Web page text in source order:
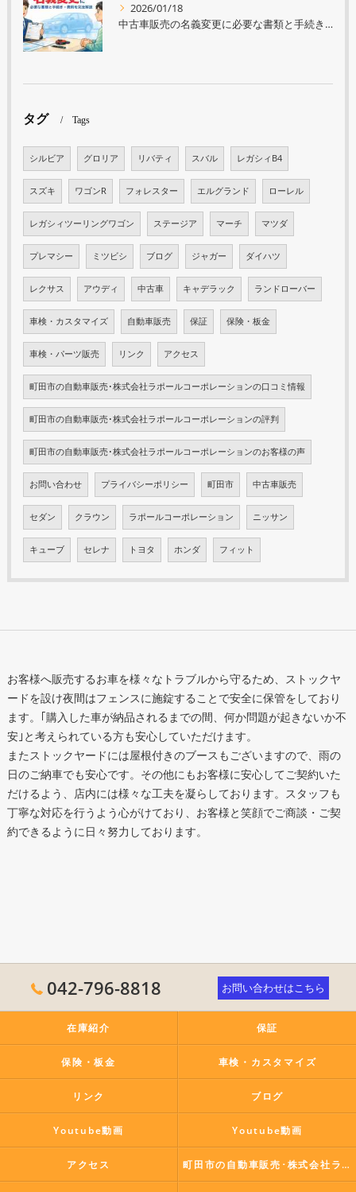
2026/01/18
中古車販売の名義変更に必要な書類と手続き・費用を完全解説
タグ Tags
シルビア グロリア リバティ スバル レガシィB4
スズキ ワゴンR フォレスター エルグランド ローレル
レガシィツーリングワゴン ステージア マーチ マツダ
プレマシー ミツビシ ブログ ジャガー ダイハツ
レクサス アウディ 中古車 キャデラック ランドローバー
車検・カスタマイズ 自動車販売 保証 保険・板金
車検・パーツ販売 リンク アクセス
町田市の自動車販売･株式会社ラポールコーポレーションの口コミ情報
町田市の自動車販売･株式会社ラポールコーポレーションの評判
町田市の自動車販売･株式会社ラポールコーポレーションのお客様の声
お問い合わせ プライバシーポリシー 町田市 中古車販売
セダン クラウン ラポールコーポレーション ニッサン
キューブ セレナ トヨタ ホンダ フィット
お客様へ販売するお車を様々なトラブルから守るため、ストックヤ
ードを設け夜間はフェンスに施錠することで安全に保管をしており
ます。｢購入した車が納品されるまでの間、何か問題が起きないか不
安｣と考えられている方も安心していただけます。
またストックヤードには屋根付きのブースもございますので、雨の
日のご納車でも安心です。その他にもお客様に安心してご契約いた
だけるよう、店内には様々な工夫を凝らしております。スタッフも
丁寧な対応を行うよう心がけており、お客様と笑顔でご商談・ご契
約できるように日々努力しております。
042-796-8818 お問い合わせはこちら
在庫紹介 保証
保険・板金 車検・カスタマイズ
リンク ブログ
Youtube動画 Youtube動画
アクセス 町田市の自動車販売･株式会社ラポールコーポレーションの口コミ情報